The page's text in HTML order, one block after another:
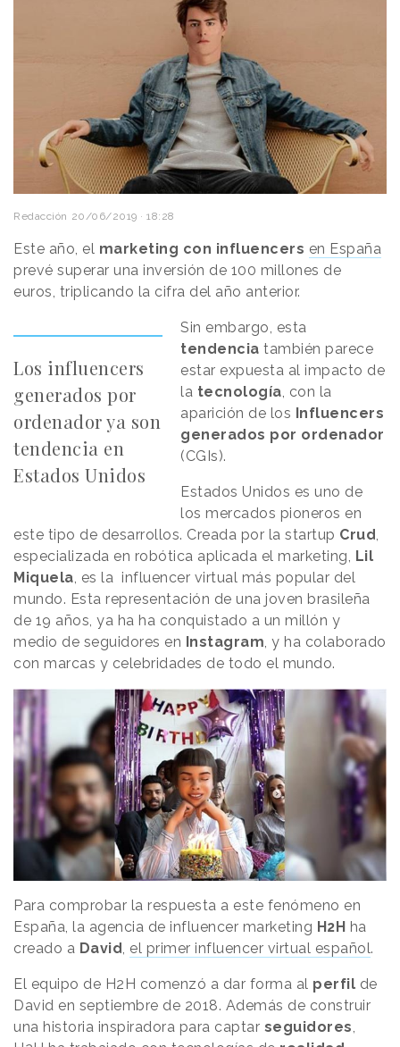
Redacción 20/06/2019 · 18:28
Este año, el marketing con influencers en España
prevé superar una inversión de 100 millones de
euros, triplicando la cifra del año anterior.
Los influencers
generados por
ordenador ya son
tendencia en
Estados Unidos
Sin embargo, esta
tendencia también parece
estar expuesta al impacto de
la tecnología, con la
aparición de los Influencers
generados por ordenador
(CGIs).
Estados Unidos es uno de
los mercados pioneros en
este tipo de desarrollos. Creada por la startup Crud,
especializada en robótica aplicada el marketing, Lil
Miquela, es la influencer virtual más popular del
mundo. Esta representación de una joven brasileña
de 19 años, ya ha ha conquistado a un millón y
medio de seguidores en Instagram, y ha colaborado
con marcas y celebridades de todo el mundo.
Para comprobar la respuesta a este fenómeno en
España, la agencia de influencer marketing H2H ha
creado a David, el primer influencer virtual español.
El equipo de H2H comenzó a dar forma al perfil de
David en septiembre de 2018. Además de construir
una historia inspiradora para captar seguidores,